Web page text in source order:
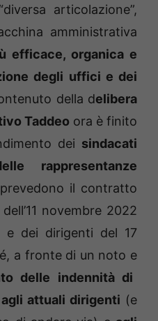
articolazione”,
amministrativa
efficace, organica e
degli uffici e dei
della delibera
Taddeo ora è finito
dei sindacati
rappresentanze
il contratto
novembre 2022
e dei dirigenti del 17
a fronte di un noto e
delle indennità di
attuali dirigenti (e